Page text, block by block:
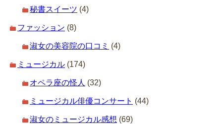
秘書スイーツ (4)
ファッション (8)
淑女の美容院の口コミ (4)
ミュージカル (174)
オペラ座の怪人 (32)
ミュージカル俳優コンサート (44)
淑女のミュージカル感想 (69)